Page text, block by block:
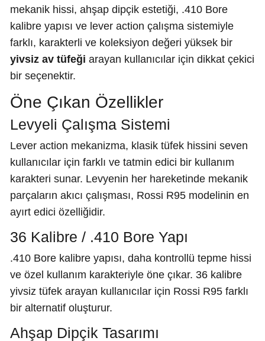
mekanik hissi, ahşap dipçik estetiği, .410 Bore
kalibre yapısı ve lever action çalışma sistemiyle
farklı, karakterli ve koleksiyon değeri yüksek bir
yivsiz av tüfeği arayan kullanıcılar için dikkat çekici
bir seçenektir.
Öne Çıkan Özellikler
Levyeli Çalışma Sistemi
Lever action mekanizma, klasik tüfek hissini seven
kullanıcılar için farklı ve tatmin edici bir kullanım
karakteri sunar. Levyenin her hareketinde mekanik
parçaların akıcı çalışması, Rossi R95 modelinin en
ayırt edici özelliğidir.
36 Kalibre / .410 Bore Yapı
.410 Bore kalibre yapısı, daha kontrollü tepme hissi
ve özel kullanım karakteriyle öne çıkar. 36 kalibre
yivsiz tüfek arayan kullanıcılar için Rossi R95 farklı
bir alternatif oluşturur.
Ahşap Dipçik Tasarımı